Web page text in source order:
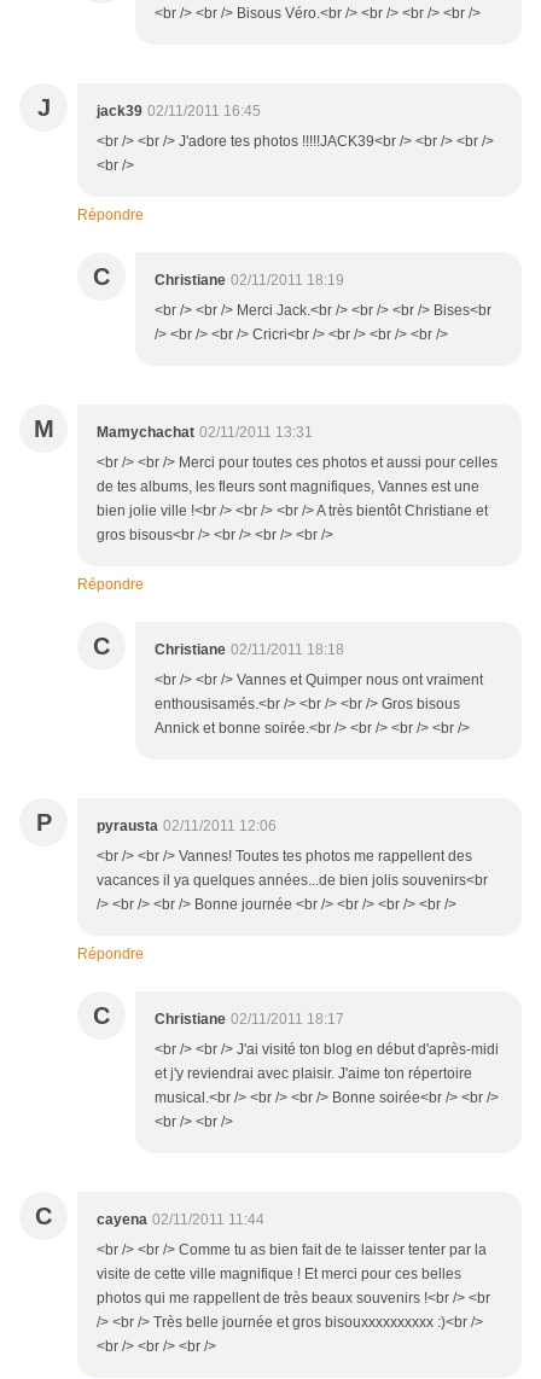
<br /> <br /> Bisous Véro.<br /> <br /> <br /> <br />
J jack39 02/11/2011 16:45
<br /> <br /> J'adore tes photos !!!!!JACK39<br /> <br /> <br />
<br />
Répondre
C Christiane 02/11/2011 18:19
<br /> <br /> Merci Jack.<br /> <br /> <br /> Bises<br
/> <br /> <br /> Cricri<br /> <br /> <br /> <br />
M Mamychachat 02/11/2011 13:31
<br /> <br /> Merci pour toutes ces photos et aussi pour celles
de tes albums, les fleurs sont magnifiques, Vannes est une
bien jolie ville !<br /> <br /> <br /> A très bientôt Christiane et
gros bisous<br /> <br /> <br /> <br />
Répondre
C Christiane 02/11/2011 18:18
<br /> <br /> Vannes et Quimper nous ont vraiment
enthousisamés.<br /> <br /> <br /> Gros bisous
Annick et bonne soirée.<br /> <br /> <br /> <br />
P pyrausta 02/11/2011 12:06
<br /> <br /> Vannes! Toutes tes photos me rappellent des
vacances il ya quelques années...de bien jolis souvenirs<br
/> <br /> <br /> Bonne journée <br /> <br /> <br /> <br />
Répondre
C Christiane 02/11/2011 18:17
<br /> <br /> J'ai visité ton blog en début d'après-midi
et j'y reviendrai avec plaisir. J'aime ton répertoire
musical.<br /> <br /> <br /> Bonne soirée<br /> <br />
<br /> <br />
C cayena 02/11/2011 11:44
<br /> <br /> Comme tu as bien fait de te laisser tenter par la
visite de cette ville magnifique ! Et merci pour ces belles
photos qui me rappellent de très beaux souvenirs !<br /> <br
/> <br /> Très belle journée et gros bisouxxxxxxxxxx :)<br />
<br /> <br /> <br />